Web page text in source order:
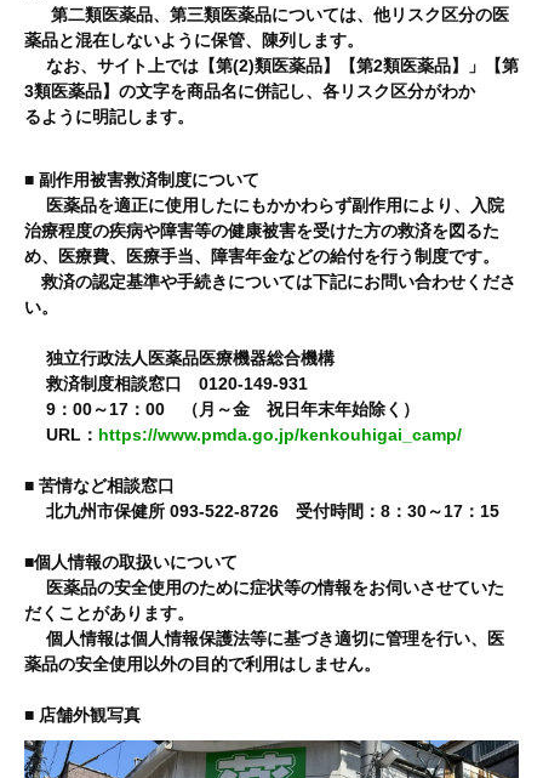
第二類医薬品、第三類医薬品については、他リスク区分の医
薬品と混在しないように保管、陳列します。
なお、サイト上では【第(2)類医薬品】【第2類医薬品】」【第
3類医薬品】の文字を商品名に併記し、各リスク区分がわか
るように明記します。
■ 副作用被害救済制度について
医薬品を適正に使用したにもかかわらず副作用により、入院
治療程度の疾病や障害等の健康被害を受けた方の救済を図るた
め、医療費、医療手当、障害年金などの給付を行う制度です。
救済の認定基準や手続きについては下記にお問い合わせくださ
い。
独立行政法人医薬品医療機器総合機構
救済制度相談窓口 0120-149-931
9：00～17：00 （月～金 祝日年末年始除く）
URL： https://www.pmda.go.jp/kenkouhigai_camp/
■ 苦情など相談窓口
北九州市保健所 093-522-8726 受付時間：8：30～17：15
■個人情報の取扱いについて
医薬品の安全使用のために症状等の情報をお伺いさせていた
だくことがあります。
個人情報は個人情報保護法等に基づき適切に管理を行い、医
薬品の安全使用以外の目的で利用はしません。
■ 店舗外観写真